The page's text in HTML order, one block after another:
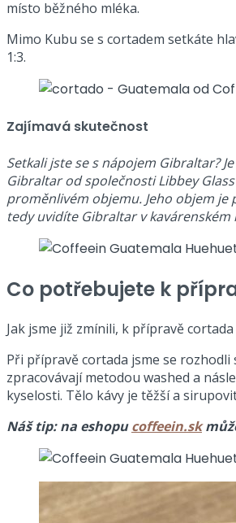
místo běžného mléka.
Mimo Kubu se s cortadem setkáte
1:3.
Zajímavá skutečnost
Setkali jste se s nápojem Gibraltar?
Gibraltar od společnosti Libbey
proměnlivém objemu. Jeho objem je
tedy uvidíte Gibraltar v
Co potřebujete k
Jak jsme již zmínili, k přípravě
Při přípravě cortada jsme se
zpracovávají metodou washed a
kyselosti. Tělo kávy je těžší a
Náš tip: na eshopucoffeein.sk